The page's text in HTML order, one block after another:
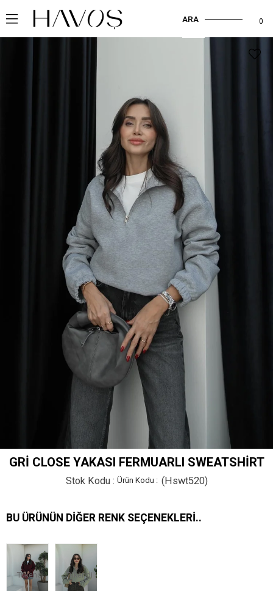
0
ARA
GRI CLOSE YAKASI FERMUARLI SWEATSHIRT
Stok Kodu (Hswt520)
BU ÜRÜNÜN DIĞER RENK SEÇENEKLERI..
Tükendi Tükendi